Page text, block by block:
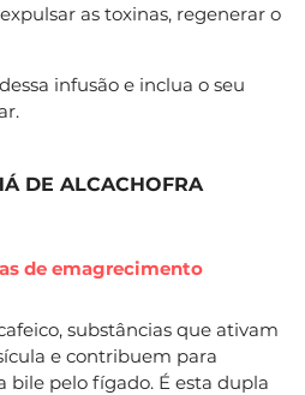
as toxinas, regenerar o
infusão e inclua o seu
DE ALCACHOFRA
de emagrecimento
substâncias que ativam
e contribuem para
bile pelo fígado. É esta dupla